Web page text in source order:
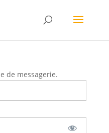
de messagerie.